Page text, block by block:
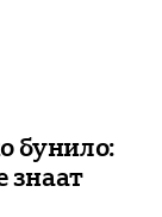
бунило:
знаат